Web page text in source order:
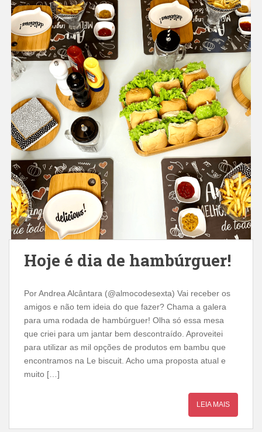
Hoje é dia de hambúrguer!
Por Andrea Alcântara (@almocodesexta) Vai receber os
amigos e não tem ideia do que fazer? Chama a galera
para uma rodada de hambúrguer! Olha só essa mesa
que criei para um jantar bem descontraído. Aproveitei
para utilizar as mil opções de produtos em bambu que
encontramos na Le biscuit. Acho uma proposta atual e
muito […]
LEIA MAIS